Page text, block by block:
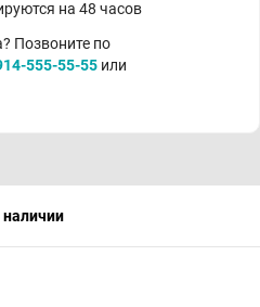
на 48 часов
Позвоните по
555-55-55 или
наличии